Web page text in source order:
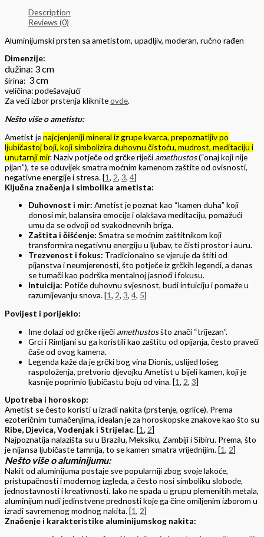
Description
Reviews (0)
Aluminijumski prsten sa ametistom, upadljiv, moderan, ručno rađen
Dimenzije:
dužina: 3 cm
širina: 3cm
veličina: podešavajući
Za veći izbor prstenja klikniteovde.
Nešto više o ametistu:
Ametist jenajcjenjeniji mineral iz grupe kvarca, prepoznatljiv po
ljubičastoj boji, koji simbolizira duhovnu čistoću, mudrost, meditaciju i
unutarnji mir. Naziv potječe od grčke riječi amethustos(“onaj koji nije
pijan”), te se oduvijek smatra moćnim kamenom zaštite od ovisnosti,
negativne energije i stresa. [1, 2, 3, 4]
Ključna značenja i simbolika ametista:
Duhovnost i mir: Ametist je poznat kao “kamen duha” koji
donosi mir, balansira emocije i olakšava meditaciju, pomažući
umu da se odvoji od svakodnevnih briga.
Zaštita i čišćenje: Smatra se moćnim zaštitnikom koji
transformira negativnu energiju u ljubav, te čisti prostor i auru.
Trezvenost i fokus: Tradicionalno se vjeruje da štiti od
pijanstva i neumjerenosti, što potječe iz grčkih legendi, a danas
se tumači kao podrška mentalnoj jasnoći i fokusu.
Intuicija: Potiče duhovnu svjesnost, budi intuiciju i pomaže u
razumijevanju snova.[1, 2, 3, 4, 5]
Povijest i porijeklo:
Ime dolazi od grčke riječi amethustosšto znači “trijezan”.
Grci i Rimljani su ga koristili kao zaštitu od opijanja, često praveći
čaše od ovog kamena.
Legenda kaže da je grčki bog vina Dionis, uslijed lošeg
raspoloženja, pretvorio djevojku Ametist u bijeli kamen, koji je
kasnije poprimio ljubičastu boju od vina.[1, 2, 3]
Upotreba i horoskop:
Ametist se često koristi u izradi nakita (prstenje, ogrlice). Prema
ezoteričnim tumačenjima, idealan je za horoskopske znakove kao što su
Ribe, Djevica, Vodenjak i Strijelac. [1, 2]
Najpoznatija nalazišta su u Brazilu, Meksiku, Zambiji i Sibiru. Prema, što
je nijansa ljubičaste tamnija, to se kamen smatra vrijednijim. [1, 2]
Nešto više o aluminijumu:
Nakit od aluminijuma postaje sve popularniji zbog svoje lakoće,
pristupačnosti i modernog izgleda, a često nosi simboliku slobode,
jednostavnosti i kreativnosti. Iako ne spada u grupu plemenitih metala,
aluminijum nudi jedinstvene prednosti koje ga čine omiljenim izborom u
izradi savremenog modnog nakita. [1, 2]
Značenje i karakteristike aluminijumskog nakita: